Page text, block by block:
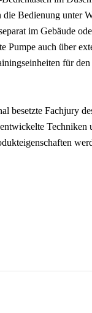
Bedienung unter
im Gebäude
Pumpe auch über
für
besetzte Fachjury